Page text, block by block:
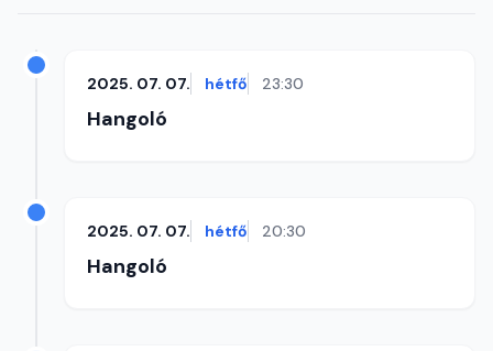
2025. 07. 07. hétfő 23:30
Hangoló
2025. 07. 07. hétfő 20:30
Hangoló